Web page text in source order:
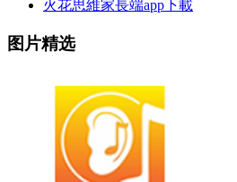
火花思維家長端app下載
图片精选